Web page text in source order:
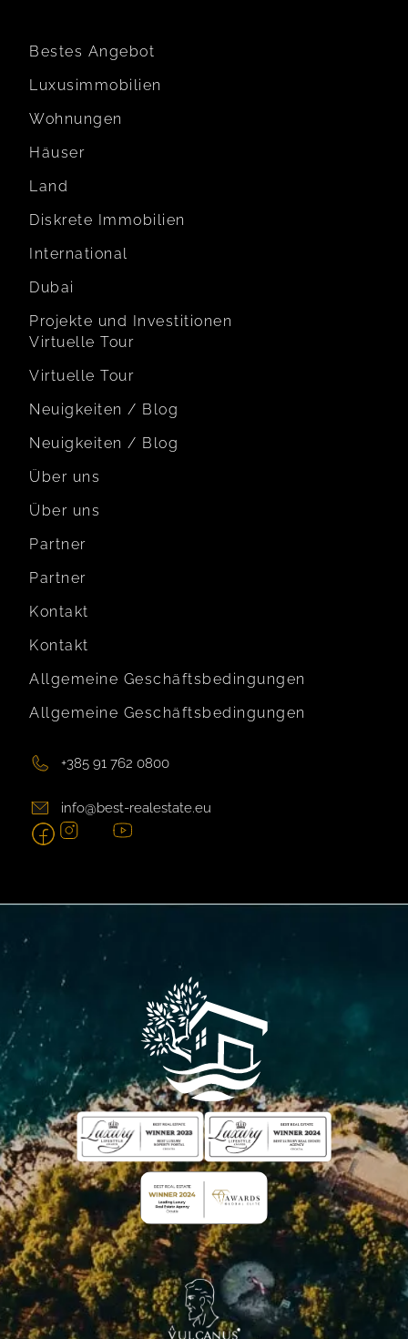
Bestes Angebot
Luxusimmobilien
Wohnungen
Häuser
Land
Diskrete Immobilien
International
Dubai
Projekte und Investitionen
Virtuelle Tour
Virtuelle Tour
Neuigkeiten / Blog
Neuigkeiten / Blog
Über uns
Über uns
Partner
Partner
Kontakt
Kontakt
Allgemeine Geschäftsbedingungen
Allgemeine Geschäftsbedingungen
+385 91 762 0800
info@best-realestate.eu